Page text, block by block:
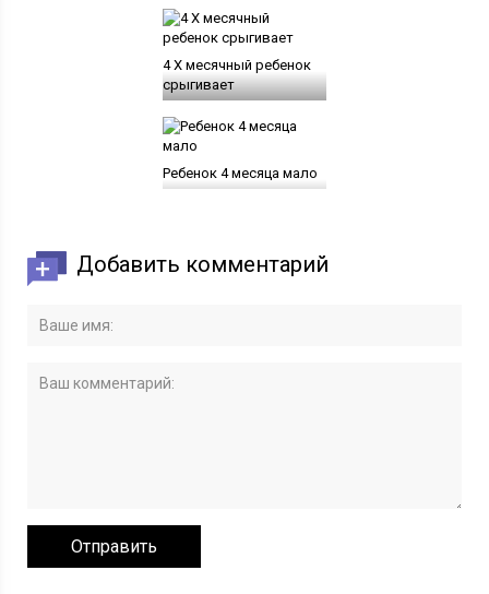
4 Х месячный ребенок
срыгивает
Ребенок 4 месяца мало
Добавить комментарий